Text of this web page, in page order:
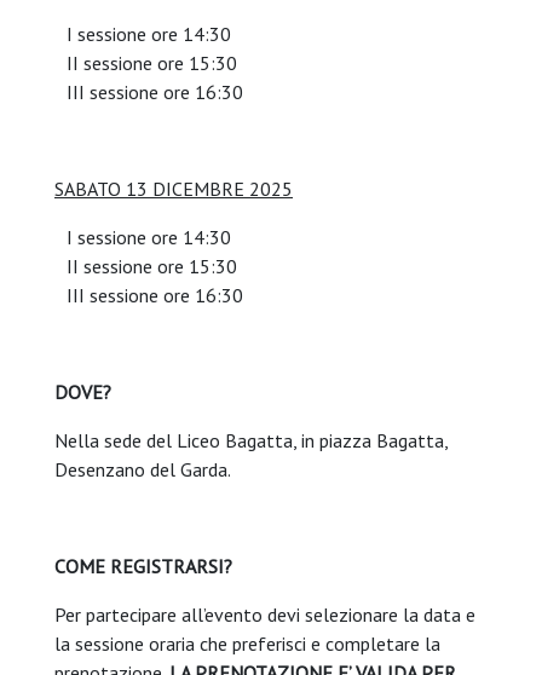
I sessione ore 14:30
II sessione ore 15:30
III sessione ore 16:30
SABATO 13 DICEMBRE 2025
I sessione ore 14:30
II sessione ore 15:30
III sessione ore 16:30
DOVE?
Nella sede del Liceo Bagatta, in piazza Bagatta,
Desenzano del Garda.
COME REGISTRARSI?
Per partecipare all’evento devi selezionare la data e
la sessione oraria che preferisci e completare la